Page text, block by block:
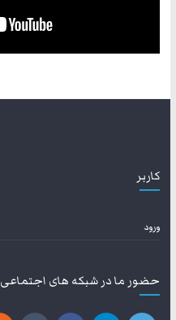
کاربر
ورود
حضور ما در شبکه های اجتماعی